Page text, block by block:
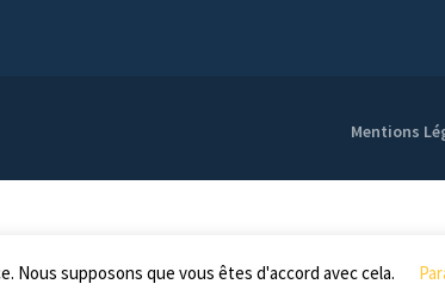
Mentions
Nous supposons que vous êtes d'accord avec cela.